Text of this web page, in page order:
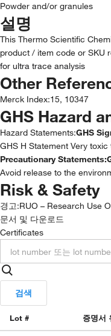
Powder and/or granules
설명
This Thermo Scientific
product / item code or SKU
for ultra trace analysis
Other
Merck Index:15, 10347
GHS Hazard
Hazard Statements:GHS
GHS H Statement Very
Precautionary Statements:
Avoid release to the
Risk & Safety
경고:RUO – Research Use
문서 및 다운로드
Certificates
검색
Lot # 증명서